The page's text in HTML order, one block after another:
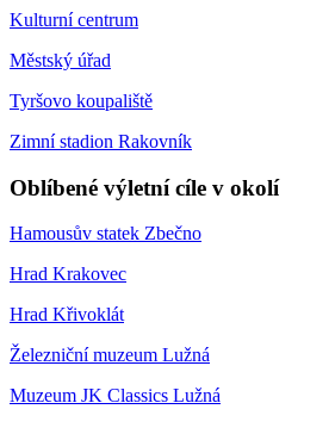
Kulturní centrum
Městský úřad
Tyršovo koupaliště
Zimní stadion Rakovník
Oblíbené výletní cíle v okolí
Hamousův statek Zbečno
Hrad Krakovec
Hrad Křivoklát
Železniční muzeum Lužná
Muzeum JK Classics Lužná